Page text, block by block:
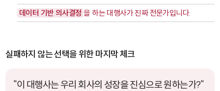
데이터 기반 의사결정 을 하는 대행사가 진짜 전문가입니다.
실패하지 않는 선택을 위한 마지막 체크
"이 대행사는 우리 회사의 성장을 진심으로 원하는가?"